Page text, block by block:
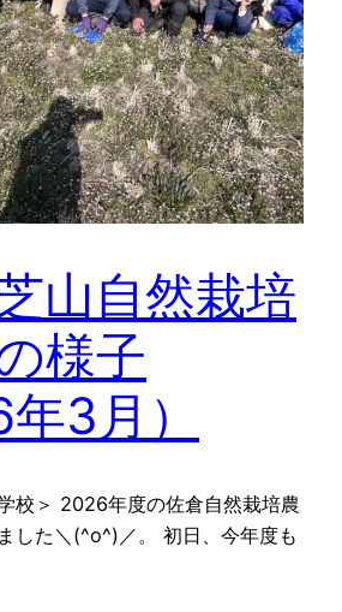
山自然栽培
様子
3月）
校＞ 2026年度の佐倉自然栽培農
した＼(^o^)／。 初日、今年度も